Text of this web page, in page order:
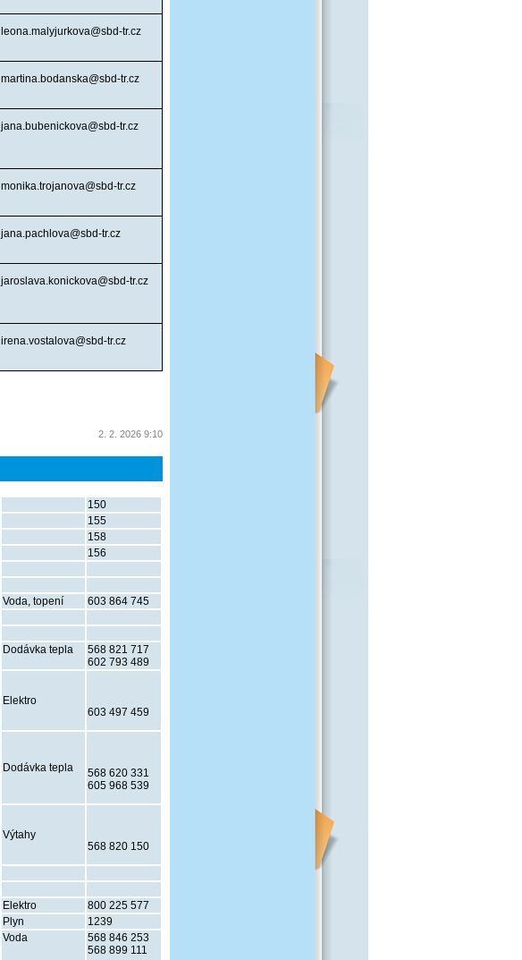
leona.malyjurkova@sbd-tr.cz
martina.bodanska@sbd-tr.cz
jana.bubenickova@sbd-tr.cz
monika.trojanova@sbd-tr.cz
jana.pachlova@sbd-tr.cz
jaroslava.konickova@sbd-tr.cz
irena.vostalova@sbd-tr.cz
2. 2. 2026 9:10
150
155
158
156
Voda, topení 603 864 745
Dodávka tepla
568 821 717
602 793 489
Elektro
603 497 459
Dodávka tepla
568 620 331
605 968 539
Výtahy
568 820 150
Elektro
800 225 577
Plyn 1239
Voda
568 846 253
568 899 111